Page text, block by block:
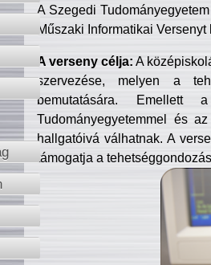
A Szegedi
Műszaki Informatikai
A verseny célja: A
szervezése, melyen a
bemutatására. Emellett
Tudományegyetemmel és
hallgatóivá válhatnak. A
támogatja a